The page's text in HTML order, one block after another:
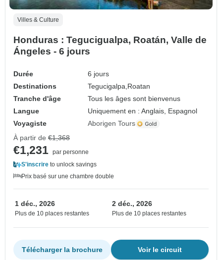
Villes & Culture
Honduras : Tegucigualpa, Roatán, Valle de
Ángeles - 6 jours
Durée
6 jours
Destinations
Tegucigalpa, Roatan
Tranche d'âge
Tous les âges sont bienvenus
Langue
Uniquement en : Anglais, Espagnol
Voyagiste
Aborigen Tours
À partir de €1,368
€1,231 par personne
S'inscrire to unlock savings
Prix basé sur une chambre double
1 déc., 2026
Plus de 10 places restantes
2 déc., 2026
Plus de 10 places restantes
Voir le circuit
Télécharger la brochure